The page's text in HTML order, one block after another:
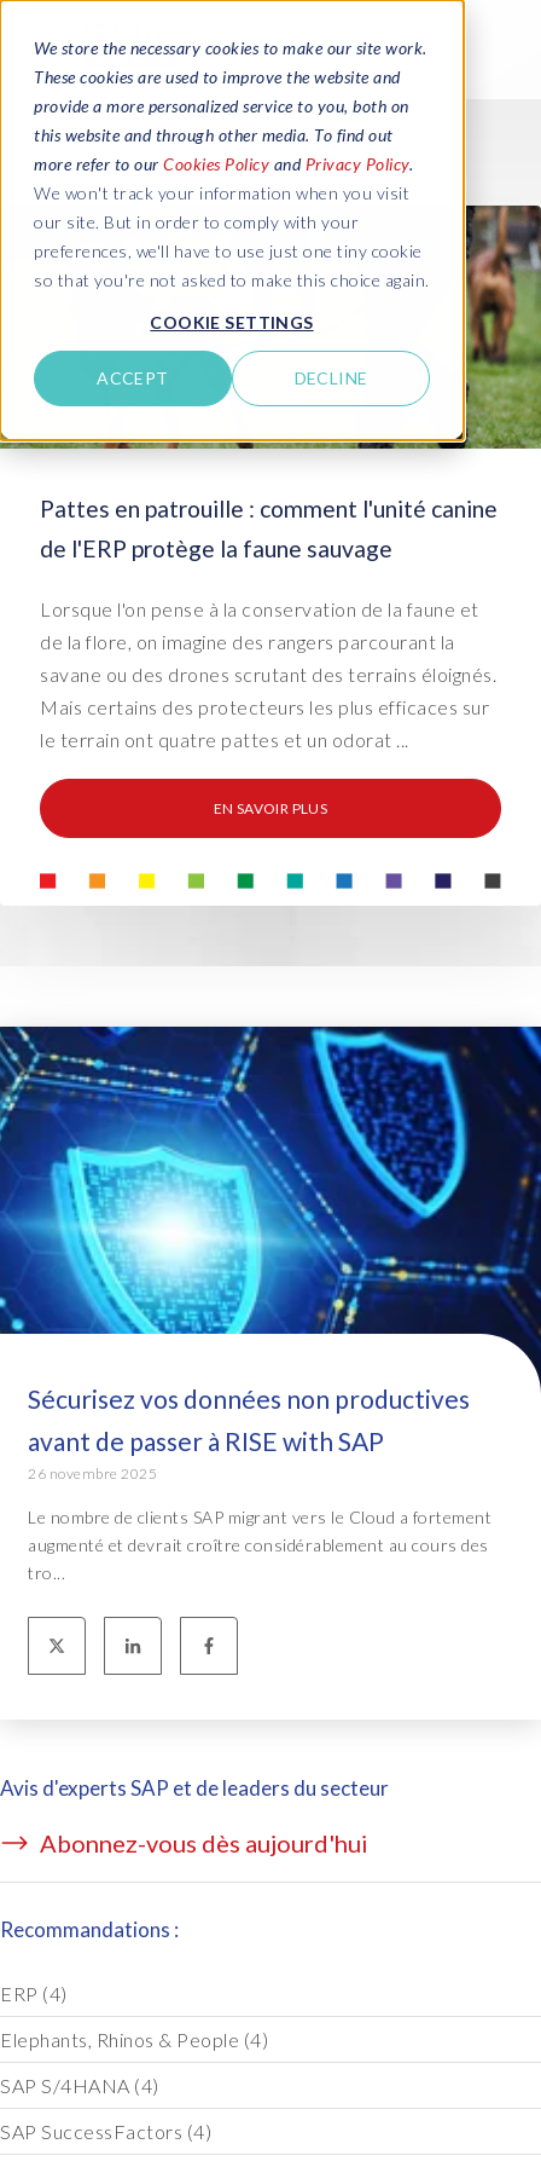
We store the necessary cookies to make our site work.
These cookies are used to improve the website and
provide a more personalized service to you, both on
this website and through other media. To find out
more refer to our Cookies Policy and Privacy Policy.
We won't track your information when you visit
our site. But in order to comply with your
preferences, we'll have to use just one tiny cookie
so that you're not asked to make this choice again.
COOKIE SETTINGS
ACCEPT DECLINE
Pattes en patrouille : comment l'unité canine
de l'ERP protège la faune sauvage
Lorsque l'on pense à la conservation de la faune et
de la flore, on imagine des rangers parcourant la
savane ou des drones scrutant des terrains éloignés.
Mais certains des protecteurs les plus efficaces sur
le terrain ont quatre pattes et un odorat ...
EN SAVOIR PLUS
Sécurisez vos données non productives
avant de passer à RISE with SAP
26 novembre 2025
Le nombre de clients SAP migrant vers le Cloud a fortement
augmenté et devrait croître considérablement au cours des
tro...
Avis d'experts SAP et de leaders du secteur
Abonnez-vous dès aujourd'hui
Recommandations :
ERP (4)
Elephants, Rhinos & People (4)
SAP S/4HANA (4)
SAP SuccessFactors (4)